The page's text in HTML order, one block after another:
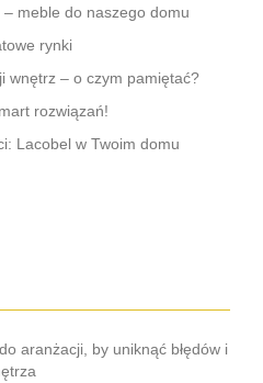
meble do naszego domu
rynki
wnętrz – o czym pamiętać?
rozwiązań!
Lacobel w Twoim domu
aranżacji, by uniknąć błędów i